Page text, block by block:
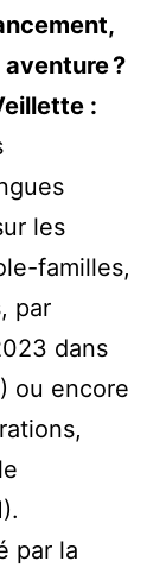
?
:
les
familles,
par
dans
ou encore
par la